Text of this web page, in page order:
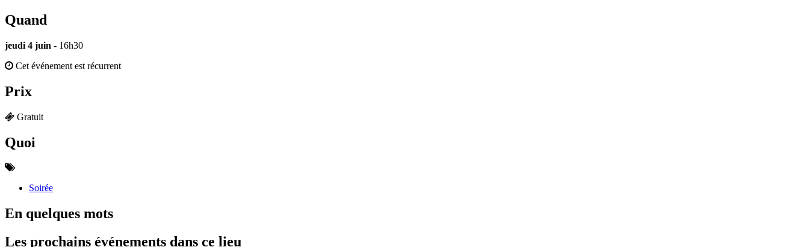
Quand
jeudi 4 juin - 16h30
Cet événement est récurrent
Prix
Gratuit
Quoi
Soirée
En quelques mots
Les prochains événements dans ce lieu